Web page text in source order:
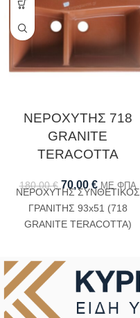
ΝΕΡΟΧΥΤΗΣ 718
GRANITE
TERACOTTA
180,00€ 70,00 € ΜΕ ΦΠΑ
ΝΕΡΟΧΥΤΗΣ ΣΥΝΘΕΤΙΚΟΣ
ΓΡΑΝΙΤΗΣ 93x51 (718
GRANITE TERACOTTA)